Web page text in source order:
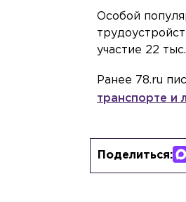
Особой
участие 22
Ранее 78.ru
транспорте и
Поделиться: